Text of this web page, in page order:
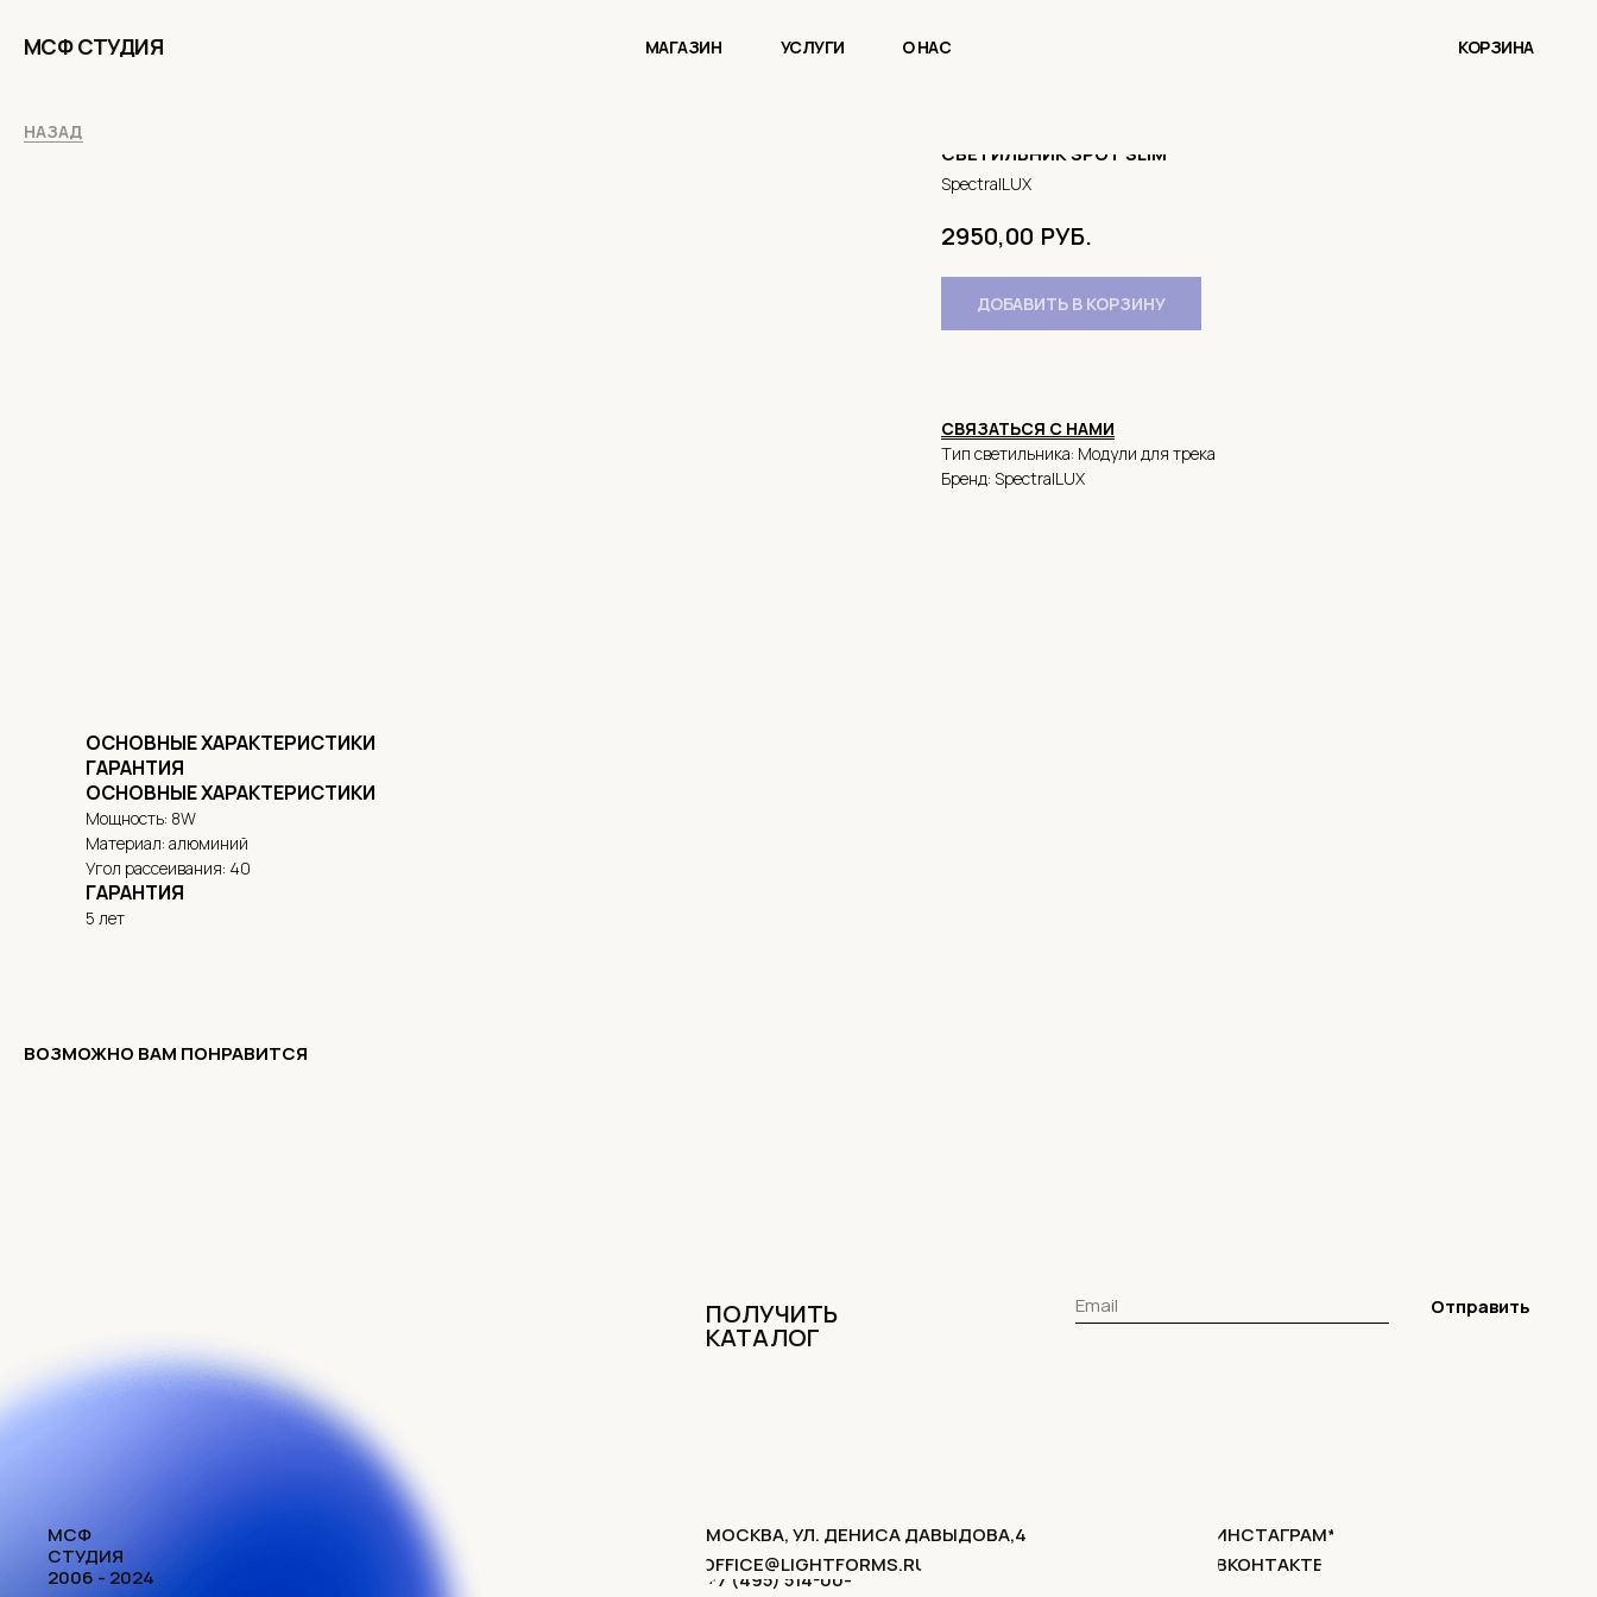
МАГАЗИН УСЛУГИ
МСФ СТУДИЯ О НАС КОРЗИНА
НАЗАД
СВЕТИЛЬНИК SPOT SLIM
SpectralLUX
2950,00 РУБ.
ДОБАВИТЬ В КОРЗИНУ
СВЯЗАТЬСЯ С НАМИ
Тип светильника: Модули для трека
Бренд: SpectralLUX
ОСНОВНЫЕ ХАРАКТЕРИСТИКИ
ГАРАНТИЯ
ОСНОВНЫЕ ХАРАКТЕРИСТИКИ
Мощность: 8W
Материал: алюминий
Угол рассеивания: 40
ГАРАНТИЯ
5 лет
ВОЗМОЖНО ВАМ ПОНРАВИТСЯ
МСФ
СТУДИЯ
2006 - 2024
МОСКВА, УЛ. ДЕНИСА ДАВЫДОВА,4
ПОЛУЧИТЬ
КАТАЛОГ
ИНСТАГРАМ*
ВКОНТАКТЕ
+7 (495) 514-00-
OFFICE@LIGHTFORMS.RU
Отправить